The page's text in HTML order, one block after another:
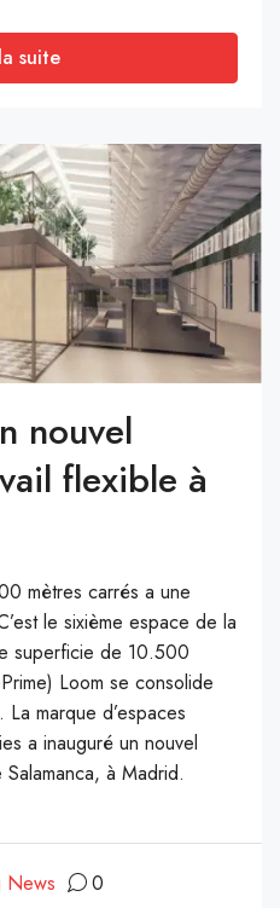
suite
nouvel
flexible à
mètres carrés a une
le sixième espace de la
superficie de 10.500
Loom se consolide
marque d’espaces
a inauguré un nouvel
à Madrid.
News 0